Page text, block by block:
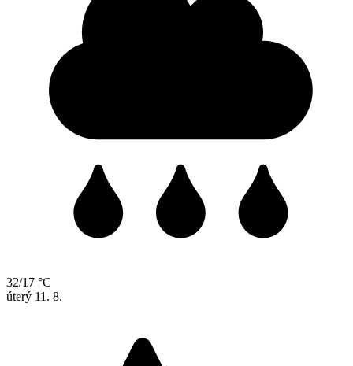
32/17 °C
úterý 11. 8.